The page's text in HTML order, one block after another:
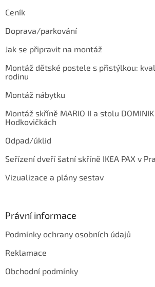
Ceník
Doprava/parkování
Jak se připravit na montáž
Montáž dětské postele s přistýlkou:
rodinu
Montáž nábytku
Montáž skříně MARIO II a stolu
Hodkovičkách
Odpad/úklid
Seřízení dveří šatní skříně IKEA PAX v
Vizualizace a plány sestav
Právní informace
Podmínky ochrany osobních údajů
Reklamace
Obchodní podmínky